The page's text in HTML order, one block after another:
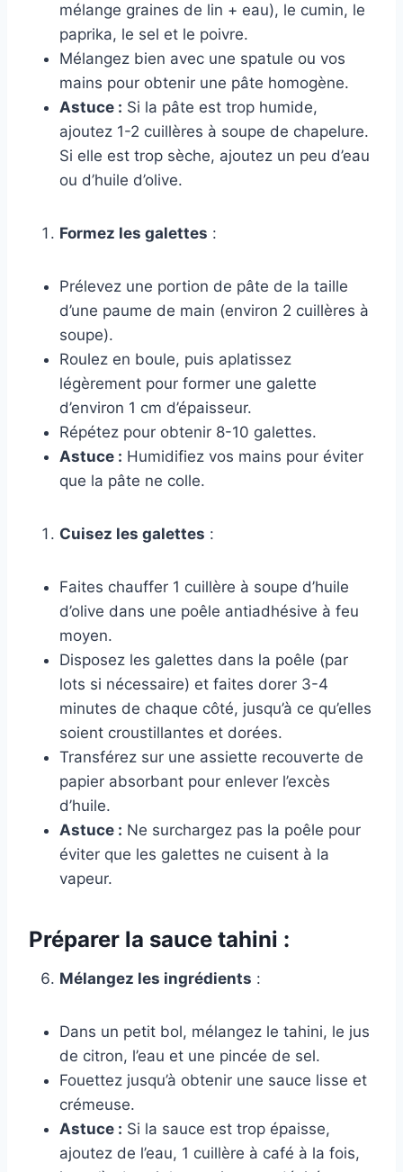
mélange graines de lin + eau), le cumin, le
paprika, le sel et le poivre.
Mélangez bien avec une spatule ou vos
mains pour obtenir une pâte homogène.
Astuce : Si la pâte est trop humide,
ajoutez 1-2 cuillères à soupe de chapelure.
Si elle est trop sèche, ajoutez un peu d’eau
ou d’huile d’olive.
Formez les galettes :
Prélevez une portion de pâte de la taille
d’une paume de main (environ 2 cuillères à
soupe).
Roulez en boule, puis aplatissez
légèrement pour former une galette
d’environ 1 cm d’épaisseur.
Répétez pour obtenir 8-10 galettes.
Astuce : Humidifiez vos mains pour éviter
que la pâte ne colle.
Cuisez les galettes :
Faites chauffer 1 cuillère à soupe d’huile
d’olive dans une poêle antiadhésive à feu
moyen.
Disposez les galettes dans la poêle (par
lots si nécessaire) et faites dorer 3-4
minutes de chaque côté, jusqu’à ce qu’elles
soient croustillantes et dorées.
Transférez sur une assiette recouverte de
papier absorbant pour enlever l’excès
d’huile.
Astuce : Ne surchargez pas la poêle pour
éviter que les galettes ne cuisent à la
vapeur.
Préparer la sauce tahini :
Mélangez les ingrédients :
Dans un petit bol, mélangez le tahini, le jus
de citron, l’eau et une pincée de sel.
Fouettez jusqu’à obtenir une sauce lisse et
crémeuse.
Astuce : Si la sauce est trop épaisse,
ajoutez de l’eau, 1 cuillère à café à la fois,